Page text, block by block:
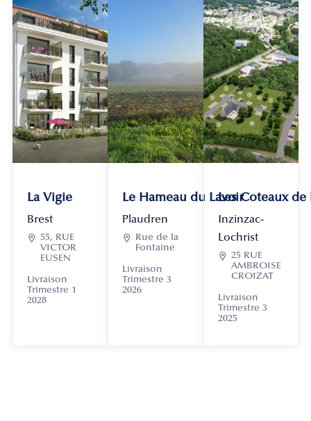
La Vigie
Brest
 55, RUE
VICTOR
EUSEN
Livraison
Trimestre 1
2028
Le Hameau du Lavoir
Plaudren

Rue de la
Fontaine
Livraison
Trimestre 3
2026
Les Coteaux
Inzinzac-
Lochrist
 25 RUE
AMBROISE
CROIZAT
Livraison
Trimestre 3
2025